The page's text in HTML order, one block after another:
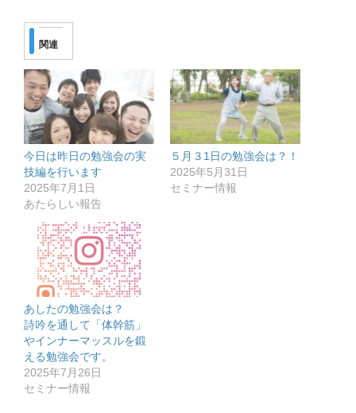
関連
今日は昨日の勉強会の実
技編を行います
2025年7月1日
あたらしい報告
５月３1日の勉強会は？！
2025年5月31日
セミナー情報
あしたの勉強会は？
詩吟を通して「体幹筋」
やインナーマッスルを鍛
える勉強会です。
2025年7月26日
セミナー情報